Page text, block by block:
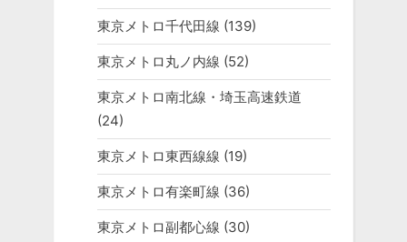
東京メトロ千代田線 (139)
東京メトロ丸ノ内線 (52)
東京メトロ南北線・埼玉高速鉄道
(24)
東京メトロ東西線線 (19)
東京メトロ有楽町線 (36)
東京メトロ副都心線 (30)